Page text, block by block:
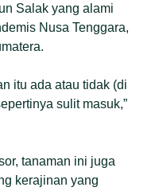
Salak yang alami
Nusa Tenggara,
itu ada atau tidak (di
sulit masuk,”
tanaman ini juga
kerajinan yang